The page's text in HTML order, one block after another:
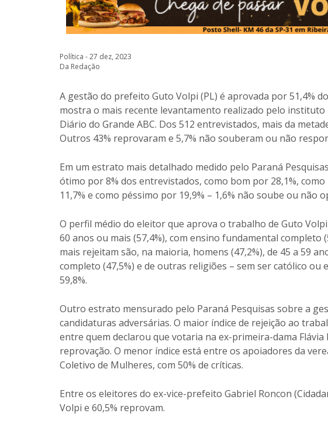
Política - 27 dez, 2023
Da Redação
A gestão do prefeito Guto Volpi (PL) é aprovada por 51,4%
mostra o mais recente levantamento realizado pelo instituto
Diário do Grande ABC. Dos 512 entrevistados, mais da
Outros 43% reprovaram e 5,7% não souberam ou não
Em um estrato mais detalhado medido pelo Paraná
ótimo por 8% dos entrevistados, como bom por 28,1%,
11,7% e como péssimo por 19,9% – 1,6% não soube ou não
O perfil médio do eleitor que aprova o trabalho de Guto
60 anos ou mais (57,4%), com ensino fundamental completo
mais rejeitam são, na maioria, homens (47,2%), de 45 a 59
completo (47,5%) e de outras religiões – sem ser católico ou
59,8%.
Outro estrato mensurado pelo Paraná Pesquisas sobre a
candidaturas adversárias. O maior índice de rejeição ao
entre quem declarou que votaria na ex-primeira-dama Flávia
reprovação. O menor índice está entre os apoiadores da
Coletivo de Mulheres, com 50% de críticas.
Entre os eleitores do ex-vice-prefeito Gabriel Roncon
Volpi e 60,5% reprovam.